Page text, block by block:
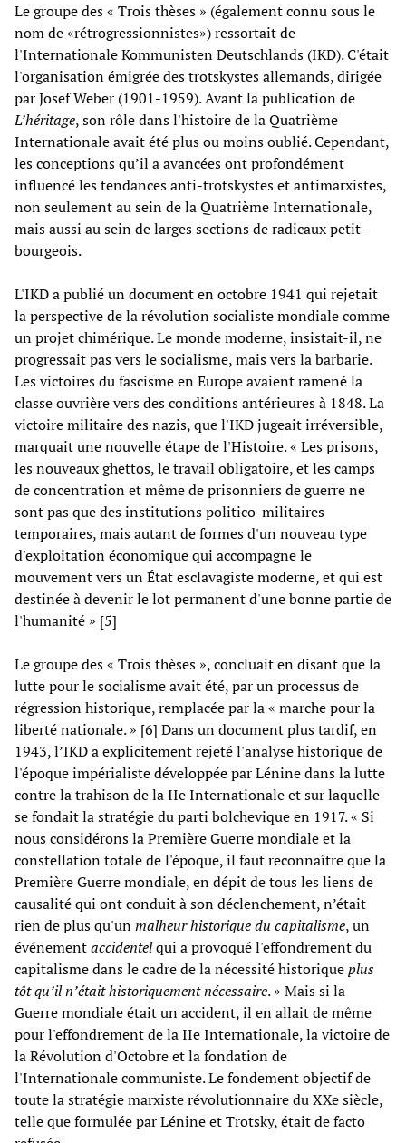
Le groupe des « Trois thèses » (également connu sous le
nom de «rétrogressionnistes») ressortait de
l'Internationale Kommunisten Deutschlands (IKD). C'était
l'organisation émigrée des trotskystes allemands, dirigée
par Josef Weber (1901-1959). Avant la publication de
L’héritage, son rôle dans l'histoire de la Quatrième
Internationale avait été plus ou moins oublié. Cependant,
les conceptions qu’il a avancées ont profondément
influencé les tendances anti-trotskystes et antimarxistes,
non seulement au sein de la Quatrième Internationale,
mais aussi au sein de larges sections de radicaux petit-
bourgeois.
L'IKD a publié un document en octobre 1941 qui rejetait
la perspective de la révolution socialiste mondiale comme
un projet chimérique. Le monde moderne, insistait-il, ne
progressait pas vers le socialisme, mais vers la barbarie.
Les victoires du fascisme en Europe avaient ramené la
classe ouvrière vers des conditions antérieures à 1848. La
victoire militaire des nazis, que l'IKD jugeait irréversible,
marquait une nouvelle étape de l'Histoire. « Les prisons,
les nouveaux ghettos, le travail obligatoire, et les camps
de concentration et même de prisonniers de guerre ne
sont pas que des institutions politico-militaires
temporaires, mais autant de formes d'un nouveau type
d'exploitation économique qui accompagne le
mouvement vers un État esclavagiste moderne, et qui est
destinée à devenir le lot permanent d'une bonne partie de
l'humanité » [5]
Le groupe des « Trois thèses », concluait en disant que la
lutte pour le socialisme avait été, par un processus de
régression historique, remplacée par la « marche pour la
liberté nationale. » [6] Dans un document plus tardif, en
1943, l’IKD a explicitement rejeté l'analyse historique de
l'époque impérialiste développée par Lénine dans la lutte
contre la trahison de la IIe Internationale et sur laquelle
se fondait la stratégie du parti bolchevique en 1917. « Si
nous considérons la Première Guerre mondiale et la
constellation totale de l'époque, il faut reconnaître que la
Première Guerre mondiale, en dépit de tous les liens de
causalité qui ont conduit à son déclenchement, n’était
rien de plus qu'unmalheur historique du capitalisme, un
événementaccidentelqui a provoqué l'effondrement du
capitalisme dans le cadre de la nécessité historiqueplus
tôt qu’il n’était historiquement nécessaire. » Mais si la
Guerre mondiale était un accident, il en allait de même
pour l'effondrement de la IIe Internationale, la victoire de
la Révolution d'Octobre et la fondation de
l'Internationale communiste. Le fondement objectif de
toute la stratégie marxiste révolutionnaire du XXe siècle,
telle que formulée par Lénine et Trotsky, était de facto